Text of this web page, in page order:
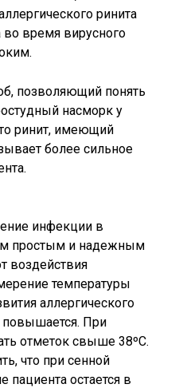
ринита
время вирусного
позволяющий понять
насморк у
ринит, имеющий
более сильное
инфекции в
простым и надежным
воздействия
температуры
аллергического
повышается. При
отметок свыше 38ºС.
что при сенной
пациента остается в